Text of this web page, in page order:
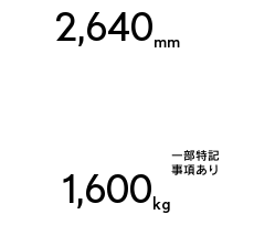
2,640mm
1,600kg
一部特記
事項あり